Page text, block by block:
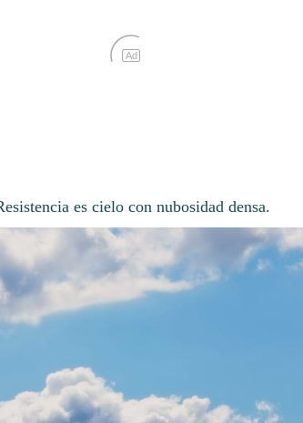
Ad
es cielo con nubosidad densa.